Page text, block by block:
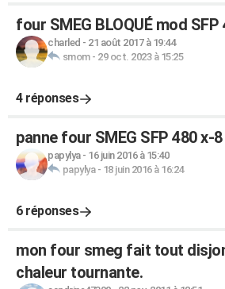
four SMEG BLOQUÉ mod SFP
charled - 21 août 2017 à 19:44
smom- 29 oct. 2023 à 15:25
4 réponses
panne four SMEG SFP 480 x-8
papylya- 16 juin 2016 à 15:40
papylya- 18 juin 2016 à 16:24
6 réponses
mon four smeg fait tout
chaleur tournante.